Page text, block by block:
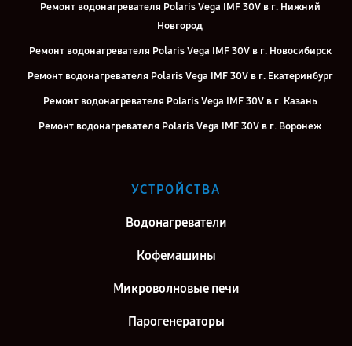
Ремонт водонагревателя Polaris Vega IMF 30V в г. Нижний
Новгород
Ремонт водонагревателя Polaris Vega IMF 30V в г. Новосибирск
Ремонт водонагревателя Polaris Vega IMF 30V в г. Екатеринбург
Ремонт водонагревателя Polaris Vega IMF 30V в г. Казань
Ремонт водонагревателя Polaris Vega IMF 30V в г. Воронеж
Ремонт водонагревателя Polaris Vega IMF 30V в г. Москва
Ремонт водонагревателя Polaris Vega IMF 30V в г. Санкт-
УСТРОЙСТВА
Водонагреватели
Кофемашины
Микроволновые печи
Парогенераторы